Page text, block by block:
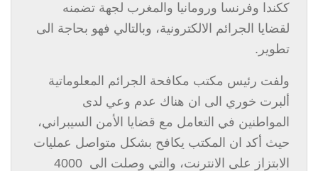
ككندا وفرنسا ورومانيا والمغرب لجهة تضمنه
لقضايا الجرائم الالكترونية، وبالتالي فهو بحاجة الى
تطوير.
ولفت رئيس مكتب مكافحة الجرائم المعلوماتية
ألبرت خوري الى ان هناك عدم وعي لدى
المواطنين في التعامل مع قضايا الأمن السيبراني،
حيث أكد ان المكتب يكافح بشكل متواصل عمليات
الابتزاز على الانترنت، والتي وصلت الى 4000